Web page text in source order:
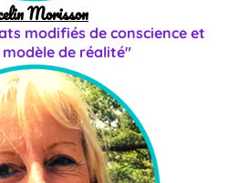
Morisson
modifiés de conscience et
modèle de réalité"